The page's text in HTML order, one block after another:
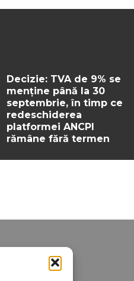
Decizie: TVA de 9% se
menține până la 30
septembrie, în timp ce
redeschiderea
platformei ANCPI
rămâne fără termen